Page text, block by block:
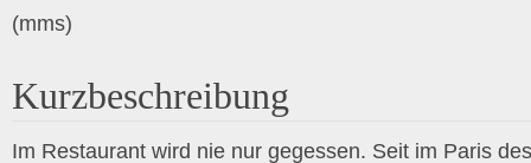
(mms)
Kurzbeschreibung
Im Restaurant wird nie nur gegessen. Seit im Paris des